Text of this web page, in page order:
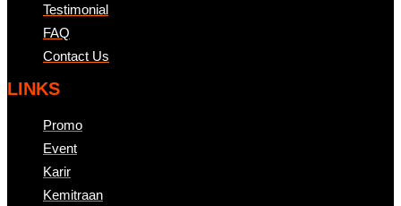
Testimonial
FAQ
Contact Us
LINKS
Promo
Event
Karir
Kemitraan